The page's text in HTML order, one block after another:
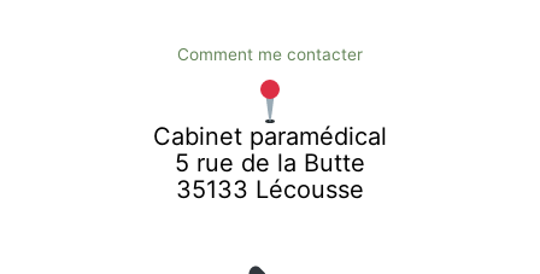
Comment me contacter
Cabinet paramédical
5 rue de la Butte
35133 Lécousse